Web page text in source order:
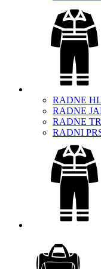
RADNE
RADNE
RADNE
RADNI